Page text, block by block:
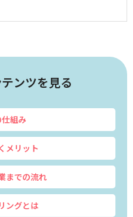
ンツを見る
組み
メリット
までの流れ
ングとは